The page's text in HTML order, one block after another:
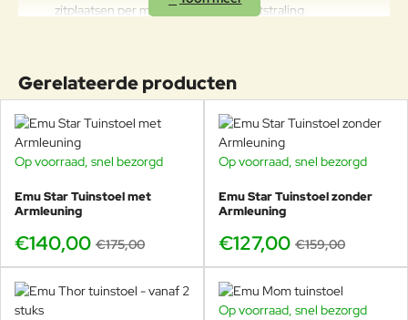
beschermde plek op te bergen.
zitplaatsen per m² met een rustige uitstraling.
terrassen waar de ondergrond niet overal 100% vlak is.
Veel kleuren:kies één kleur voor rust of werk met
verschillende zones per kleur (horeca-tip).
Made in Italy:
Italiaans design en afwerking met focus op
levensduur.
dezelfde kleur.
Let op: de Nova 70x70 is bestelbaar vanaf
bestellen? Kies dan de Nova 90x90(die is wél per
Gerelateerde producten
-20%
Op voorraad, snel bezorgd
Emu Star Tuinstoel met
Armleuning
€140,00 €175,00
-20%
Op voorraad, snel bezorgd
Emu Star Tuinstoel zonder
Armleuning
€127,00 €159,00
-11%
Op voorraad, snel bezorgd